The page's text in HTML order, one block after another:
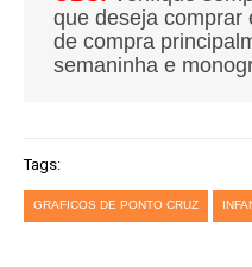
que deseja comprar
de compra
semaninha e
Tags:
GRAFICOS DE PONTO CRUZ